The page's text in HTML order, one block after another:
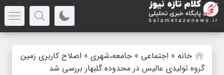
خانه » اجتماعی » جامعه،شهری » اصلاح کاربری زمین
گروه تولیدی عالیس در محدوده گلبهار بررسی شد